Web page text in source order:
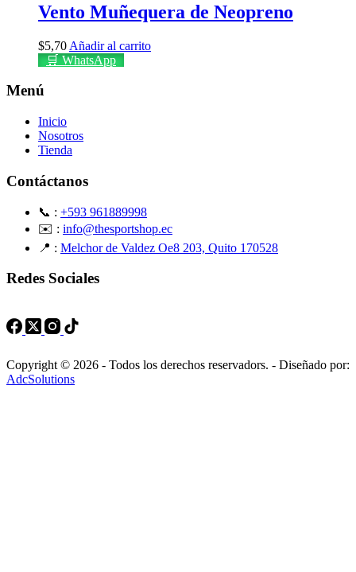
Vento Muñequera de Neopreno
$5,70 Añadir al carrito
🛒 WhatsApp
Menú
Inicio
Nosotros
Tienda
Contáctanos
📞 : +593 961889998
✉️ : info@thesportshop.ec
📍 : Melchor de Valdez Oe8 203, Quito 170528
Redes Sociales
Copyright © 2026 - Todos los derechos reservadors. - Diseñado por:
AdcSolutions